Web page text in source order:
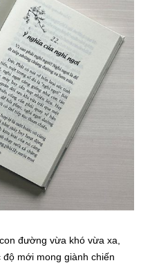
đường vừa khó vừa xa,
mới mong giành chiến